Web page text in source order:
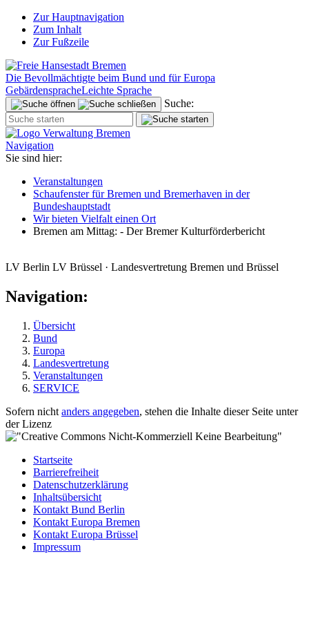
Zur Hauptnavigation
Zum Inhalt
Zur Fußzeile
Die Bevollmächtigte beim Bund und für Europa
GebärdenspracheLeichte Sprache
Suche:
Navigation
Sie sind hier:
Veranstaltungen
Schaufenster für Bremen und Bremerhaven in der
Bundeshauptstadt
Wir bieten Vielfalt einen Ort
Bremen am Mittag: - Der Bremer Kulturförderbericht
LV Berlin LV Brüssel · Landesvertretung Bremen und Brüssel
Navigation:
Übersicht
Bund
Europa
Landesvertretung
Veranstaltungen
SERVICE
Sofern nicht anders angegeben, stehen die Inhalte dieser Seite unter
der Lizenz
Startseite
Barrierefreiheit
Datenschutzerklärung
Inhaltsübersicht
Kontakt Bund Berlin
Kontakt Europa Bremen
Kontakt Europa Brüssel
Impressum